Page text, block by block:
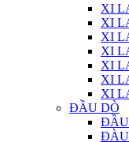
XI
XI
XI
XI
XI
XI
XI
ĐẦU DÒ
ĐẦU
ĐÀU